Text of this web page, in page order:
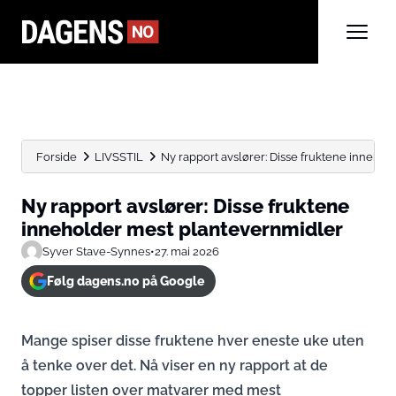
Forside LIVSSTIL Ny rapport avslører: Disse fruktene
Ny rapport avslører: Disse fruktene
inneholder mest plantevernmidler
Syver Stave-Synnes•27. mai 2026
Følg dagens.no på Google
Mange spiser disse fruktene hver eneste uke uten
å tenke over det. Nå viser en ny rapport at de
topper listen over matvarer med mest